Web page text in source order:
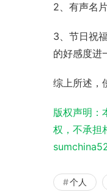
2、有声名
3、节日祝
的好感度进
综上所述，
版权声明：
权，不承担
个人